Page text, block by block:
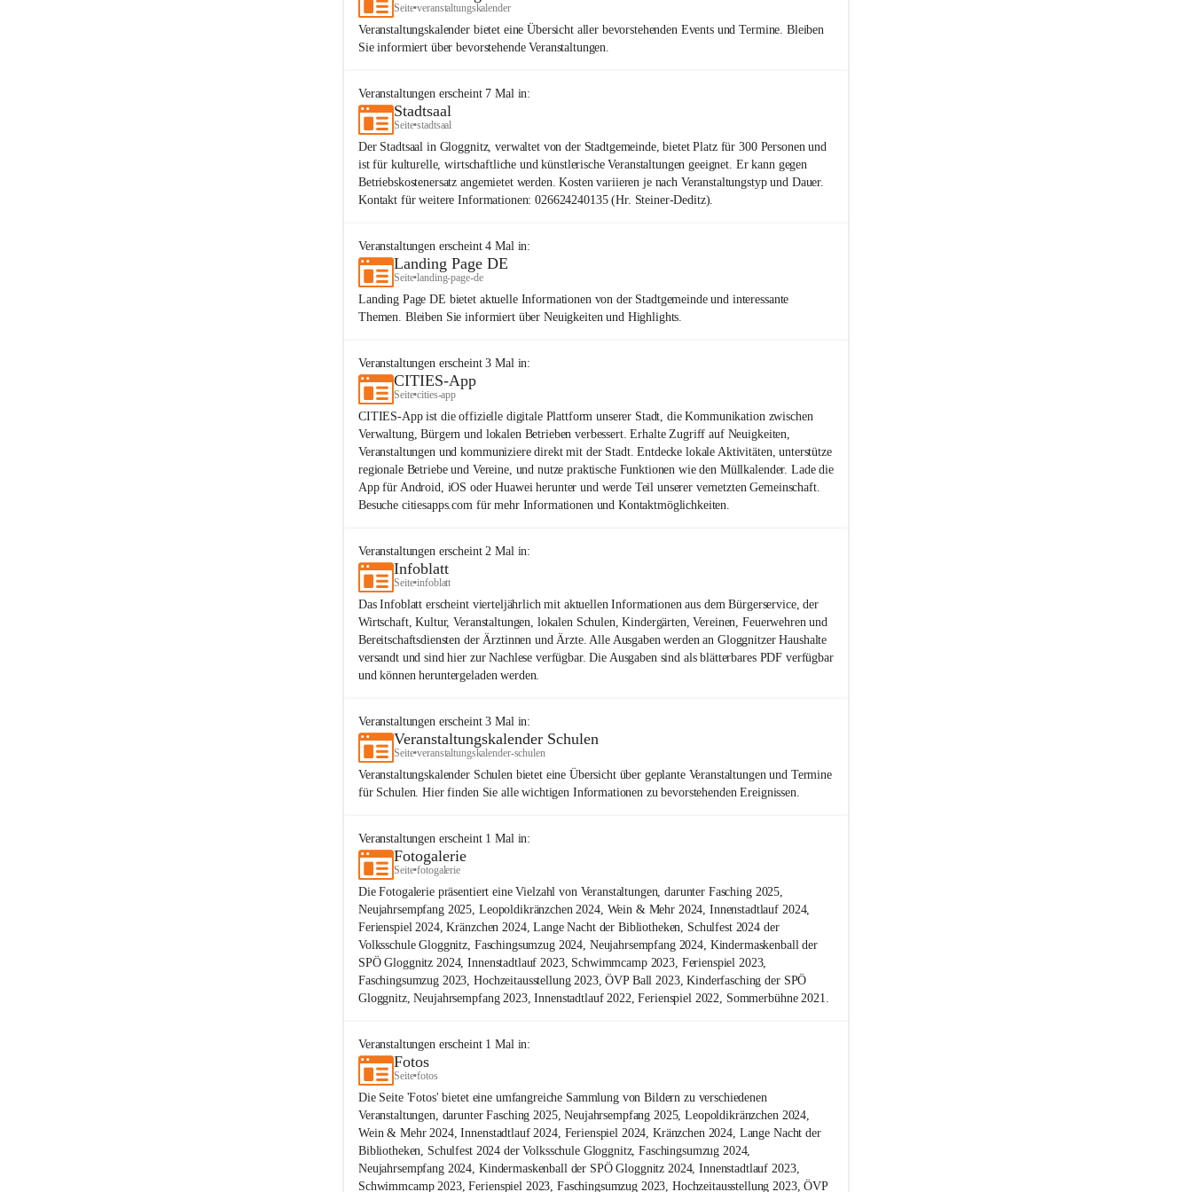
Seite•veranstaltungskalender
Veranstaltungskalender bietet eine Übersicht aller bevorstehenden Events und Termine. Bleiben
Sie informiert über bevorstehende Veranstaltungen.
Veranstaltungenerscheint 7 Mal in:
Stadtsaal
Seite•stadtsaal
Der Stadtsaal in Gloggnitz, verwaltet von der Stadtgemeinde, bietet Platz für 300 Personen und
ist für kulturelle, wirtschaftliche und künstlerische Veranstaltungen geeignet. Er kann gegen
Betriebskostenersatz angemietet werden. Kosten variieren je nach Veranstaltungstyp und Dauer.
Kontakt für weitere Informationen: 026624240135 (Hr. Steiner-Deditz).
Veranstaltungenerscheint4 Mal in:
Landing Page DE
Seite•landing-page-de
Landing Page DE bietet aktuelle Informationen von der Stadtgemeinde und interessante
Themen. Bleiben Sie informiert über Neuigkeiten und Highlights.
Veranstaltungenerscheint3 Mal in:
CITIES-App
Seite•cities-app
CITIES-App ist die offizielle digitale Plattform unserer Stadt, die Kommunikation zwischen
Verwaltung, Bürgern und lokalen Betrieben verbessert. Erhalte Zugriff auf Neuigkeiten,
Veranstaltungen und kommuniziere direkt mit der Stadt. Entdecke lokale Aktivitäten, unterstütze
regionale Betriebe und Vereine, und nutze praktische Funktionen wie den Müllkalender. Lade die
App für Android, iOS oder Huawei herunter und werde Teil unserer vernetzten Gemeinschaft.
Besuche citiesapps.com für mehr Informationen und Kontaktmöglichkeiten.
Veranstaltungenerscheint2 Mal in:
Infoblatt
Seite•infoblatt
Das Infoblatt erscheint vierteljährlich mit aktuellen Informationen aus dem Bürgerservice, der
Wirtschaft, Kultur, Veranstaltungen, lokalen Schulen, Kindergärten, Vereinen, Feuerwehren und
Bereitschaftsdiensten der Ärztinnen und Ärzte. Alle Ausgaben werden an Gloggnitzer Haushalte
versandt und sind hier zur Nachlese verfügbar. Die Ausgaben sind als blätterbares PDF verfügbar
und können heruntergeladen werden.
Veranstaltungenerscheint3 Mal in:
Veranstaltungskalender Schulen
Seite•veranstaltungskalender-schulen
Veranstaltungskalender Schulen bietet eine Übersicht über geplante Veranstaltungen und Termine
für Schulen. Hier finden Sie alle wichtigen Informationen zu bevorstehenden Ereignissen.
Veranstaltungenerscheint 1 Mal in:
Fotogalerie
Seite•fotogalerie
Die Fotogalerie präsentiert eine Vielzahl von Veranstaltungen, darunter Fasching 2025,
Neujahrsempfang 2025, Leopoldikränzchen 2024, Wein & Mehr 2024, Innenstadtlauf 2024,
Ferienspiel 2024, Kränzchen 2024, Lange Nacht der Bibliotheken, Schulfest 2024 der
Volksschule Gloggnitz, Faschingsumzug 2024, Neujahrsempfang 2024, Kindermaskenball der
SPÖ Gloggnitz 2024, Innenstadtlauf 2023, Schwimmcamp 2023, Ferienspiel 2023,
Faschingsumzug 2023, Hochzeitausstellung 2023, ÖVP Ball 2023, Kinderfasching der SPÖ
Gloggnitz, Neujahrsempfang 2023, Innenstadtlauf 2022, Ferienspiel 2022, Sommerbühne 2021.
Veranstaltungenerscheint 1 Mal in:
Fotos
Seite•fotos
Die Seite 'Fotos' bietet eine umfangreiche Sammlung von Bildern zu verschiedenen
Veranstaltungen, darunter Fasching 2025, Neujahrsempfang 2025, Leopoldikränzchen 2024,
Wein & Mehr 2024, Innenstadtlauf 2024, Ferienspiel 2024, Kränzchen 2024, Lange Nacht der
Bibliotheken, Schulfest 2024 der Volksschule Gloggnitz, Faschingsumzug 2024,
Neujahrsempfang 2024, Kindermaskenball der SPÖ Gloggnitz 2024, Innenstadtlauf 2023,
Schwimmcamp 2023, Ferienspiel 2023, Faschingsumzug 2023, Hochzeitausstellung 2023, ÖVP